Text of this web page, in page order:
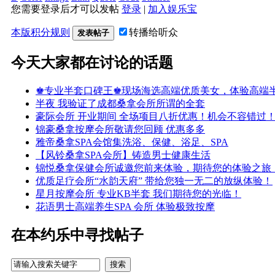
您需要登录后才可以发帖 登录 | 加入娱乐宝
本版积分规则 发表帖子 转播给听众
今天大家都在讨论的话题
♚专业半套口碑王♚现场海选高端优质美女，体验高端
半夜 我验证了成都桑拿会所所谓的全套
豪际会所 开业期间 全场项目八折优惠！机会不容错过！
锦豪桑拿按摩会所敬请您回顾 优惠多多
雅帝桑拿SPA会馆集洗浴、保健、浴足、SPA
【风铃桑拿SPA会所】铸造男士健康生活
锦悦桑拿保健会所诚邀您前来体验，期待您的体验之旅
优质足疗会所“水韵天府” 带给您独一无二的放纵体验！
星月按摩会所 专业KB半套 我们期待您的光临！
花语男士高端养生SPA 会所 体验极致按摩
在本约乐中寻找帖子
搜索